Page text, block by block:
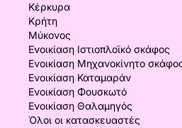
Κέρκυρα
Κρήτη
Μύκονος
Ενοικίαση Ιστιοπλοϊκό σκάφος
Ενοικίαση Μηχανοκίνητο
Ενοικίαση Καταμαράν
Ενοικίαση Φουσκωτό
Ενοικίαση Θαλαμηγός
Όλοι οι κατασκευαστές